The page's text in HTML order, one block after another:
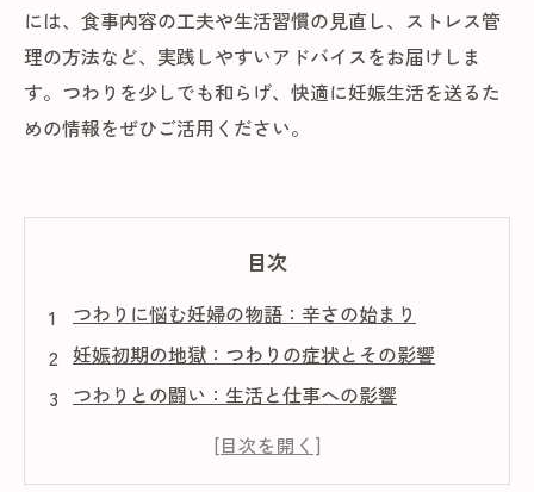
には、食事内容の工夫や生活習慣の見直し、ストレス管
理の方法など、実践しやすいアドバイスをお届けしま
す。つわりを少しでも和らげ、快適に妊娠生活を送るた
めの情報をぜひご活用ください。
目次
つわりに悩む妊婦の物語：辛さの始まり
妊娠初期の地獄：つわりの症状とその影響
つわりとの闘い：生活と仕事への影響
専門家が教える！つわり対策の基本